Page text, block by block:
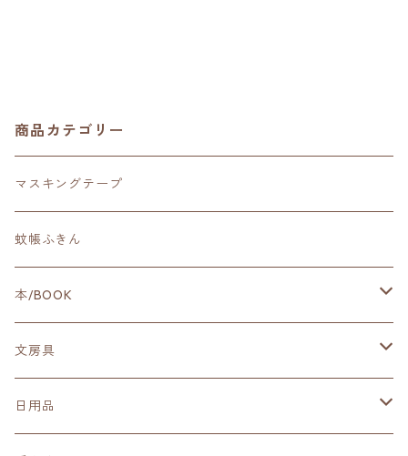
商品カテゴリー
マスキングテープ
蚊帳ふきん
本/BOOK
アイヌ刺繍
その他
文房具
マスキングテープ
日用品